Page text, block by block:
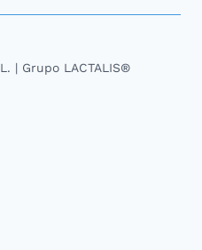
| Grupo LACTALIS®